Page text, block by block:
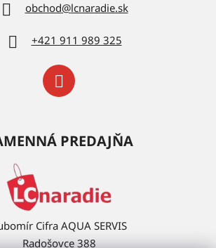
obchod@lcnaradie.sk
+421 911 989 325
PREDAJŇA
Cifra AQUA SERVIS
Radošovce 388